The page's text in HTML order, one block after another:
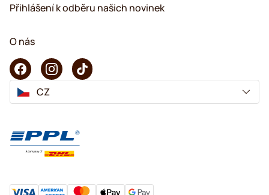
Přihlášení k odběru našich novinek
O nás
CZ